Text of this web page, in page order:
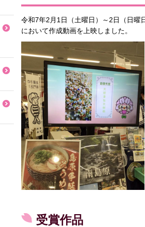
令和7年2月1日（土曜日）～2日（日曜
において作成動画を上映しました。
受賞作品